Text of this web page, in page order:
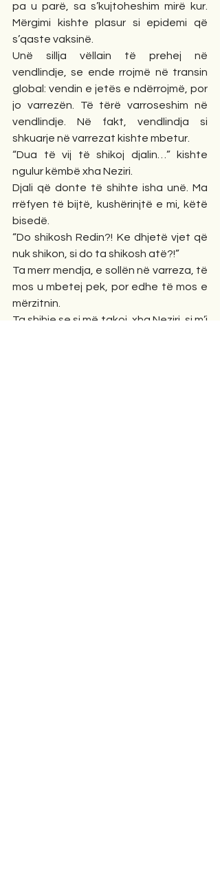
pa u parë, sa s’kujtoheshim mirë kur.
Mërgimi kishte plasur si epidemi që
s’qaste vaksinë.
Unë sillja vëllain të prehej në
vendlindje, se ende rrojmë në transin
global: vendin e jetës e ndërrojmë, por
jo varrezën. Të tërë varroseshim në
vendlindje. Në fakt, vendlindja si
shkuarje në varrezat kishte mbetur.
“Dua të vij të shikoj djalin…” kishte
ngulur këmbë xha Neziri.
Djali që donte të shihte isha unë. Ma
rrëfyen të bijtë, kushërinjtë e mi, këtë
bisedë.
“Do shikosh Redin?! Ke dhjetë vjet që
nuk shikon, si do ta shikosh atë?!”
Ta merr mendja, e sollën në varreza, të
mos u mbetej pek, por edhe të mos e
mërzitnin.
Ta shihje se si më takoi, xha Neziri, si m’i